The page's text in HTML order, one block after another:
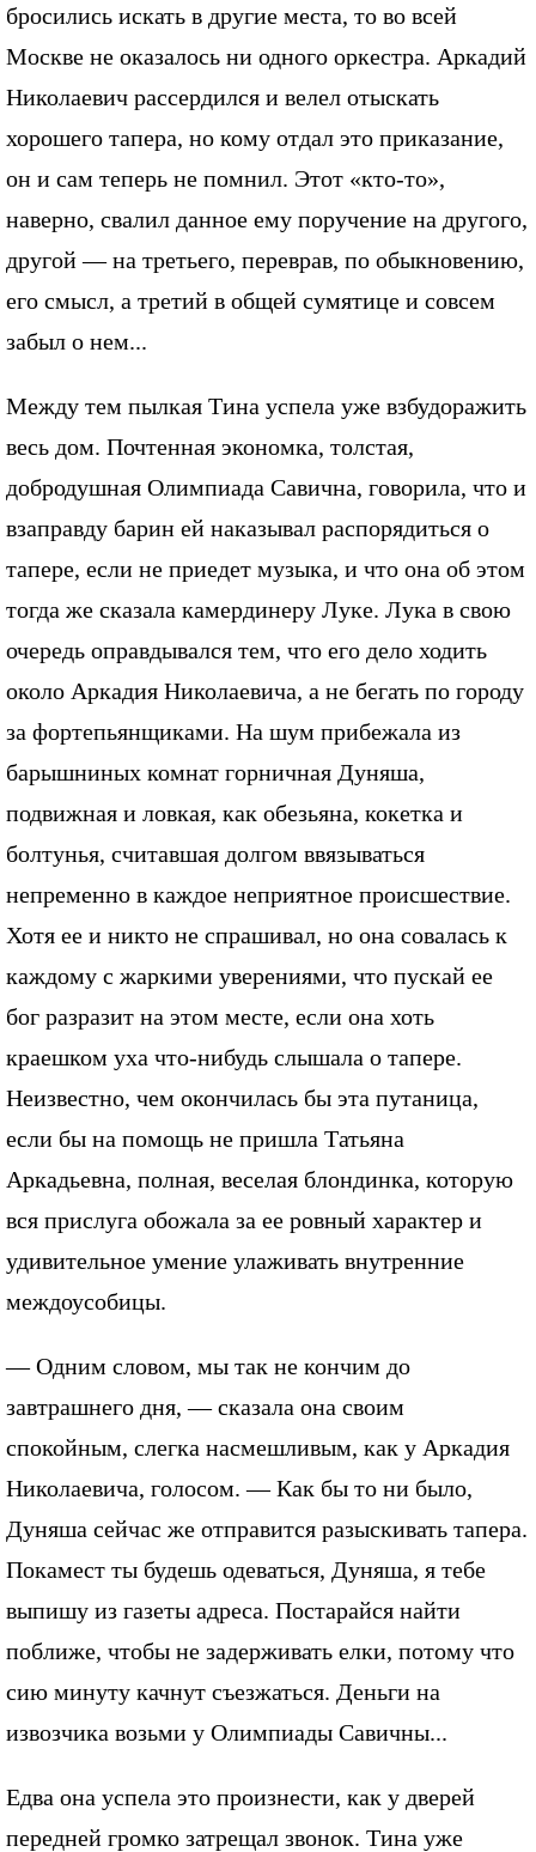
бросились искать в другие места, то во всей
Москве не оказалось ни одного оркестра. Аркадий
Николаевич рассердился и велел отыскать
хорошего тапера, но кому отдал это приказание,
он и сам теперь не помнил. Этот «кто-то»,
наверно, свалил данное ему поручение на другого,
другой — на третьего, переврав, по обыкновению,
его смысл, а третий в общей сумятице и совсем
забыл о нем...
Между тем пылкая Тина успела уже взбудоражить
весь дом. Почтенная экономка, толстая,
добродушная Олимпиада Савична, говорила, что и
взаправду барин ей наказывал распорядиться о
тапере, если не приедет музыка, и что она об этом
тогда же сказала камердинеру Луке. Лука в свою
очередь оправдывался тем, что его дело ходить
около Аркадия Николаевича, а не бегать по городу
за фортепьянщиками. На шум прибежала из
барышниных комнат горничная Дуняша,
подвижная и ловкая, как обезьяна, кокетка и
болтунья, считавшая долгом ввязываться
непременно в каждое неприятное происшествие.
Хотя ее и никто не спрашивал, но она совалась к
каждому с жаркими уверениями, что пускай ее
бог разразит на этом месте, если она хоть
краешком уха что-нибудь слышала о тапере.
Неизвестно, чем окончилась бы эта путаница,
если бы на помощь не пришла Татьяна
Аркадьевна, полная, веселая блондинка, которую
вся прислуга обожала за ее ровный характер и
удивительное умение улаживать внутренние
междоусобицы.
— Одним словом, мы так не кончим до
завтрашнего дня, — сказала она своим
спокойным, слегка насмешливым, как у Аркадия
Николаевича, голосом. — Как бы то ни было,
Дуняша сейчас же отправится разыскивать тапера.
Покамест ты будешь одеваться, Дуняша, я тебе
выпишу из газеты адреса. Постарайся найти
поближе, чтобы не задерживать елки, потому что
сию минуту качнут съезжаться. Деньги на
извозчика возьми у Олимпиады Савичны...
Едва она успела это произнести, как у дверей
передней громко затрещал звонок. Тина уже